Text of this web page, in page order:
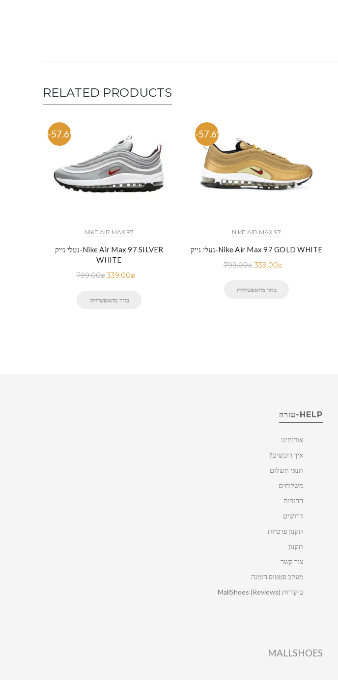
RELATED PRODUCTS
-57.6%
NIKE AIR MAX 97
נעלי נייק-Nike Air Max 97 SILVER
WHITE
799.00₪ 339.00₪
בחר מהאפשרויות
-57.6%
NIKE AIR MAX 97
נעלי נייק-Nike Air Max 97 GOLD WHITE
799.00₪ 339.00₪
בחר מהאפשרויות
HELP-עזרה
אודותינו
איך רוכשים?
תנאי תשלום
משלוחים
החזרות
דרושים
תקנון פרטיות
תקנון
צור קשר
מעקב סטטוס הזמנה
ביקורות MallShoes (Reviews)
MALLSHOES